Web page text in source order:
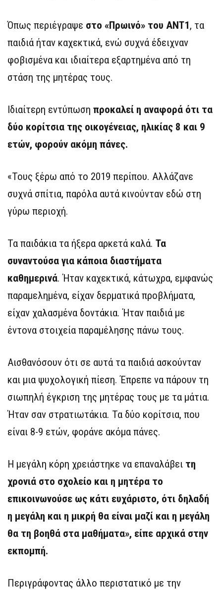
Όπως περιέγραψε στο «Πρωινό» του ΑΝΤ1, τα
παιδιά ήταν καχεκτικά, ενώ συχνά έδειχναν
φοβισμένα και ιδιαίτερα εξαρτημένα από τη
στάση της μητέρας τους.
Ιδιαίτερη εντύπωση προκαλεί η αναφορά ότι τα
δύο κορίτσια της οικογένειας, ηλικίας 8 και 9
ετών, φορούν ακόμη πάνες.
«Τους ξέρω από το 2019 περίπου. Αλλάζανε
συχνά σπίτια, παρόλα αυτά κινούνταν εδώ στη
γύρω περιοχή.
Τα παιδάκια τα ήξερα αρκετά καλά. Τα
συναντούσα για κάποια διαστήματα
καθημερινά. Ήταν καχεκτικά, κάτωχρα, εμφανώς
παραμελημένα, είχαν δερματικά προβλήματα,
είχαν χαλασμένα δοντάκια. Ήταν παιδιά με
έντονα στοιχεία παραμέλησης πάνω τους.
Αισθανόσουν ότι σε αυτά τα παιδιά ασκούνταν
και μια ψυχολογική πίεση. Έπρεπε να πάρουν τη
σιωπηλή έγκριση της μητέρας τους με τα μάτια.
Ήταν σαν στρατιωτάκια. Τα δύο κορίτσια, που
είναι 8-9 ετών, φοράνε ακόμα πάνες.
Η μεγάλη κόρη χρειάστηκε να επαναλάβει τη
χρονιά στο σχολείο και η μητέρα το
επικοινωνούσε ως κάτι ευχάριστο, ότι δηλαδή
η μεγάλη και η μικρή θα είναι μαζί και η μεγάλη
θα τη βοηθά στα μαθήματα», είπε αρχικά στην
εκπομπή.
Περιγράφοντας άλλο περιστατικό με την